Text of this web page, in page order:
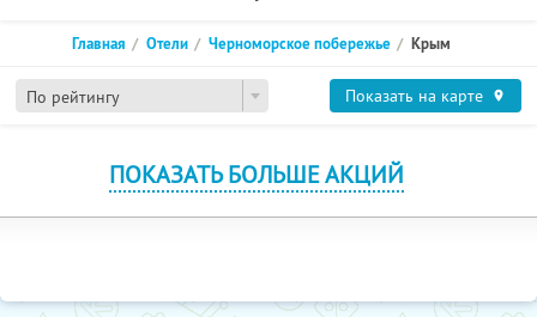
По рейтингу
Главная Отели Черноморское побережье Крым
Показать на карте
ПОКАЗАТЬ БОЛЬШЕ АКЦИЙ